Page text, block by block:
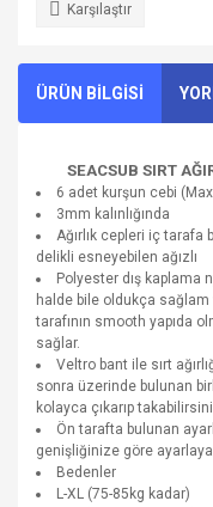
Karşılaştır
ÜRÜN BİLGİSİ
SEACSUB SIRT
6 adet kurşun cebi
3mm kalınlığında
Ağırlık cepleri iç tarafa
delikli esneyebilen ağızlı
Polyester dış kaplama
halde bile oldukça
tarafının smooth yapıda
sağlar.
Veltro bant ile sırt
sonra üzerinde bulunan
kolayca çıkarıp
Ön tarafta bulunan
genişliğinize göre
Bedenler
L-XL (75-85kg kadar)